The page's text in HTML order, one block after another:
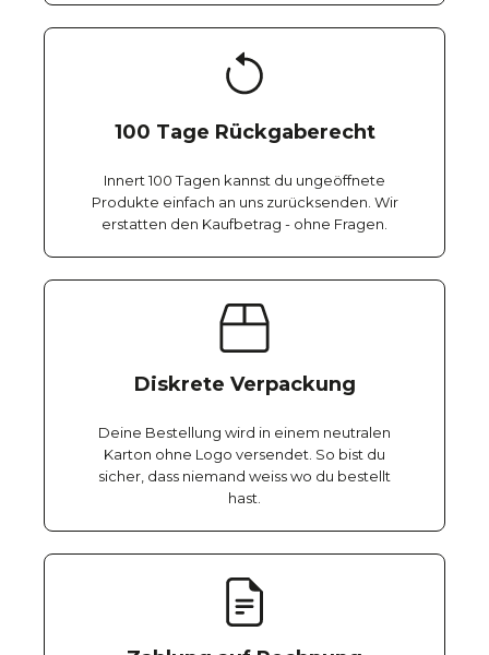
100 Tage Rückgaberecht
Innert 100 Tagen kannst du ungeöffnete
Produkte einfach an uns zurücksenden. Wir
erstatten den Kaufbetrag - ohne Fragen.
Diskrete Verpackung
Deine Bestellung wird in einem neutralen
Karton ohne Logo versendet. So bist du
sicher, dass niemand weiss wo du bestellt
hast.